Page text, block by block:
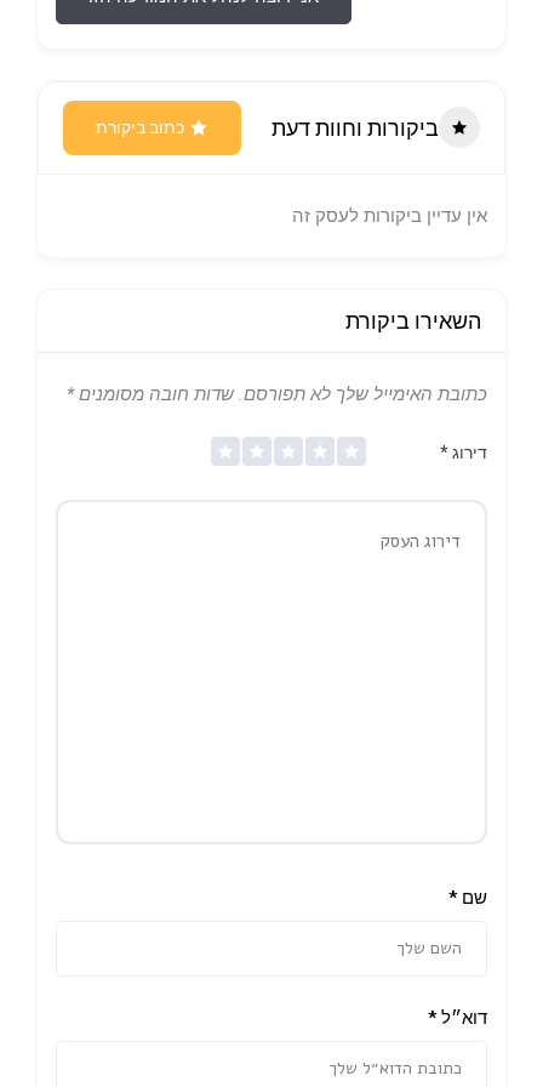
ביקורות וחוות דעת כתוב ביקורת
אין עדיין ביקורות לעסק זה
השאירו ביקורת
כתובת האימייל שלך לא תפורסם. שדות חובה מסומנים*
דירוג*
שם*
דוא״ל*